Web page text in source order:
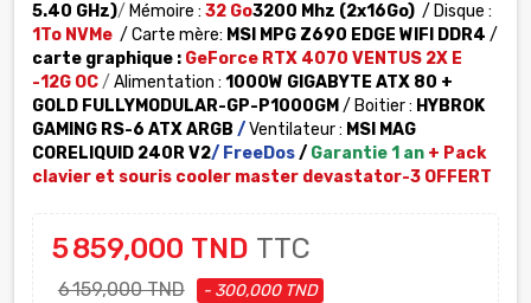
5.40 GHz)/ Mémoire : 32 Go3200 Mhz (2x16Go) / Disque :
1To NVMe / Carte mère: MSI MPG Z690 EDGE WIFI DDR4 /
carte graphique : GeForce RTX 4070 VENTUS 2X E
-12G OC/ Alimentation : 1000W GIGABYTE ATX 80 +
GOLD FULLYMODULAR-GP-P1000GM / Boitier : HYBROK
GAMING RS-6 ATX ARGB /Ventilateur : MSI MAG
CORELIQUID 240R V2/ FreeDos/ Garantie 1 an + Pack
clavier et souris cooler master devastator-3 OFFERT
5 859,000 TND TTC
6 159,000 TND - 300,000 TND